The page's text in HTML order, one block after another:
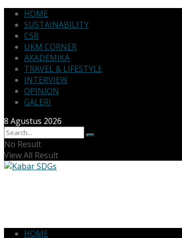
HOME
SUSTAINABILITY
CSR
UKM CORNER
AKADEMIKA
TRAVEL & LIFESTYLE
INTERVIEW
OPINION
GALERI
8 Agustus 2026
No Result
View All Result
HOME